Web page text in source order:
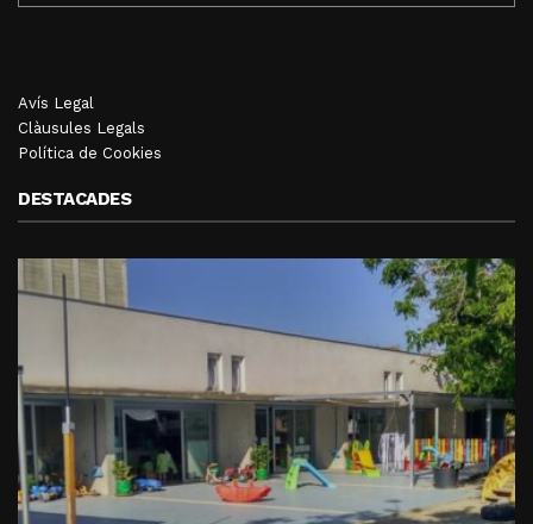
Avís Legal
Clàusules Legals
Política de Cookies
DESTACADES